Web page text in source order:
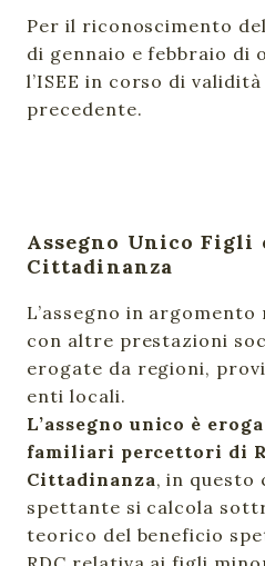
Per il riconoscimento
di gennaio e febbraio di
l’ISEE in corso di
precedente.
Assegno Unico Figli
Cittadinanza
L’assegno in
con altre prestazioni
erogate da regioni,
enti locali.
L’assegno unico è
familiari percettori di
Cittadinanza, in questo
spettante si calcola
teorico del beneficio